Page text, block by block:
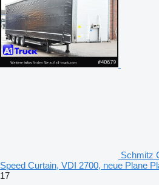
Schmitz
Speed Curtain, VDI 2700, neue Plane
17